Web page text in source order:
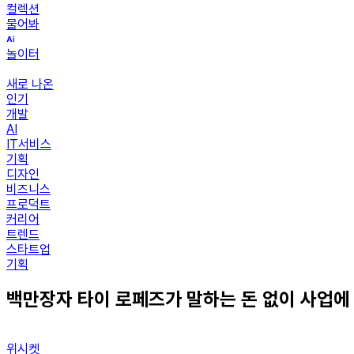
컬렉션
물어봐
놀이터
새로 나온
인기
개발
AI
IT서비스
기획
디자인
비즈니스
프로덕트
커리어
트렌드
스타트업
기획
백만장자 타이 로페즈가 말하는 돈 없이 사업
위시켓